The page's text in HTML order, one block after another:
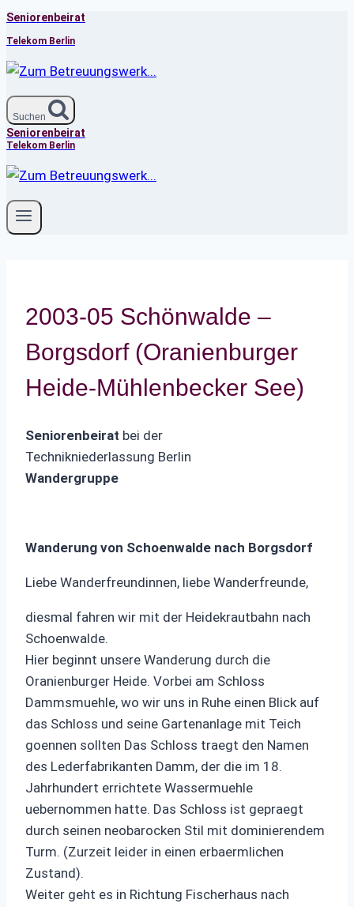
Zum
Inhalt
springen
Seniorenbeirat
Telekom Berlin
Suchen
Seniorenbeirat
Telekom Berlin
2003-05 Schönwalde –
Borgsdorf (Oranienburger
Heide-Mühlenbecker See)
Seniorenbeirat bei der
Technikniederlassung Berlin
Wandergruppe
Wanderung von Schoenwalde nach Borgsdorf
Liebe Wanderfreundinnen, liebe Wanderfreunde,
diesmal fahren wir mit der Heidekrautbahn nach
Schoenwalde.
Hier beginnt unsere Wanderung durch die
Oranienburger Heide. Vorbei am Schloss
Dammsmuehle, wo wir uns in Ruhe einen Blick auf
das Schloss und seine Gartenanlage mit Teich
goennen sollten Das Schloss traegt den Namen
des Lederfabrikanten Damm, der die im 18.
Jahrhundert errichtete Wassermuehle
uebernommen hatte. Das Schloss ist gepraegt
durch seinen neobarocken Stil mit dominierendem
Turm. (Zurzeit leider in einen erbaermlichen
Zustand).
Weiter geht es in Richtung Fischerhaus nach